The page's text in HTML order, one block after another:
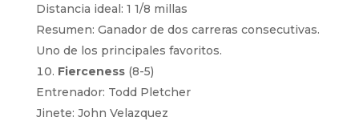
Distancia ideal: 1 1/8 millas
Resumen: Ganador de dos carreras consecutivas.
Uno de los principales favoritos.
Fierceness (8-5)
Entrenador: Todd Pletcher
Jinete: John Velazquez